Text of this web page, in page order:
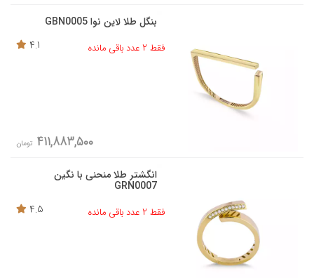
بنگل طلا لاین نوا GBN0005
فقط 2 عدد باقی مانده
4.1
411,883,500 تومان
انگشتر طلا منحنی با نگین
GRN0007
فقط 2 عدد باقی مانده
4.5